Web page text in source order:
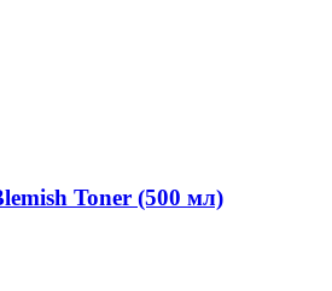
Toner (500 мл)